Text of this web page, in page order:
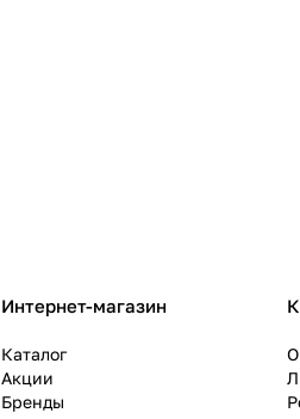
Интернет-магазин
Каталог
Акции
Бренды